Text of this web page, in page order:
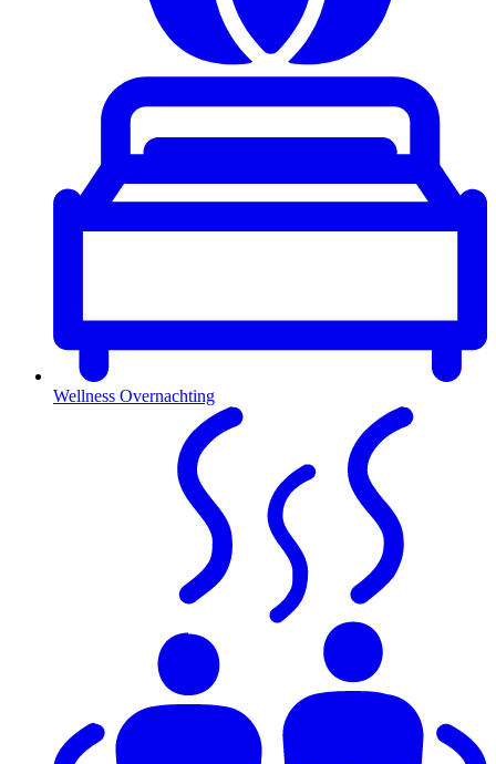
Wellness Overnachting